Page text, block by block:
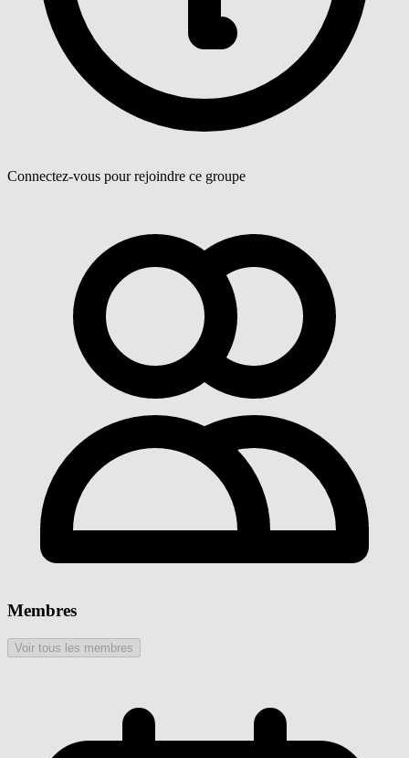
Connectez-vous pour rejoindre ce groupe
Membres
Voir tous les membres